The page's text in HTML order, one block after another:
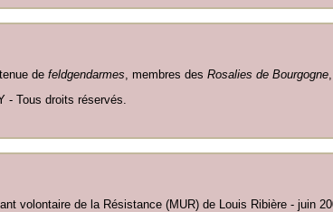
de feldgendarmes , membres des Rosalies de Bourgogne
- Tous droits réservés.
volontaire de la Résistance (MUR) de Louis Ribière - juin